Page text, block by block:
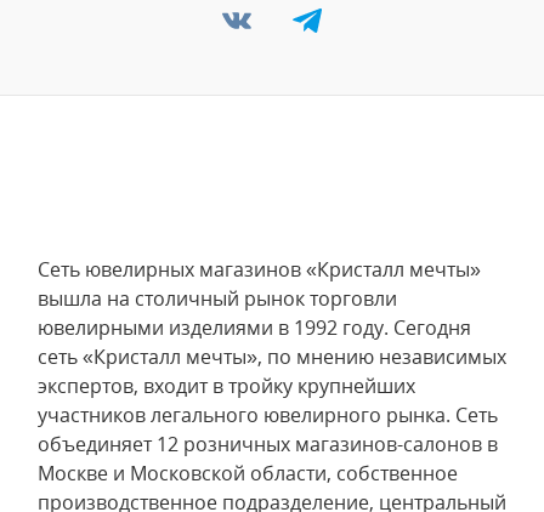
Сеть ювелирных магазинов «Кристалл мечты»
вышла на столичный рынок торговли
ювелирными изделиями в 1992 году. Сегодня
сеть «Кристалл мечты», по мнению независимых
экспертов, входит в тройку крупнейших
участников легального ювелирного рынка. Сеть
объединяет 12 розничных магазинов-салонов в
Москве и Московской области, собственное
производственное подразделение, центральный